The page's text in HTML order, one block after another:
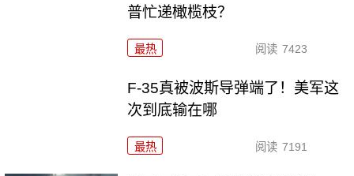
普忙递橄榄枝？
最热 阅读 7423
F-35真被波斯导弹端了！美军这
次到底输在哪
最热 阅读 7191